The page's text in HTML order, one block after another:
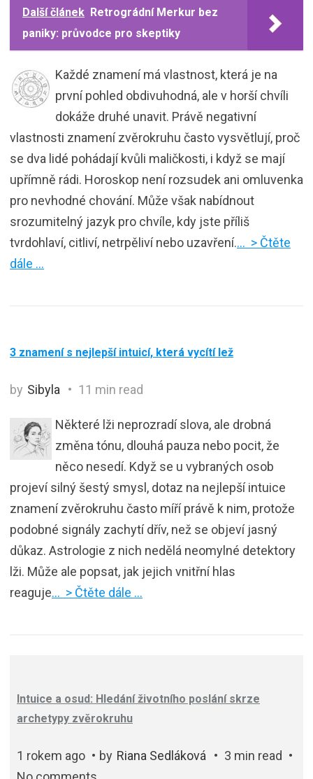
Další článek Retrográdní Merkur bez
paniky: průvodce pro skeptiky
Každé znamení má vlastnost, která je na
první pohled obdivuhodná, ale v horší chvíli
dokáže druhé unavit. Právě negativní
vlastnosti znamení zvěrokruhu často vysvětlují, proč
se dva lidé pohádají kvůli maličkosti, i když se mají
upřímně rádi. Horoskop není rozsudek ani omluvenka
pro nevhodné chování. Může však nabídnout
srozumitelný jazyk pro chvíle, kdy jste příliš
tvrdohlaví, citliví, netrpěliví nebo uzavření.… > Čtěte
dále …
3 znamení s nejlepší intuicí, která vycítí lež
by Sibyla 11 min read
Některé lži neprozradí slova, ale drobná
změna tónu, dlouhá pauza nebo pocit, že
něco nesedí. Když se u vybraných osob
projeví silný šestý smysl, dotaz na nejlepší intuice
znamení zvěrokruhu často míří právě k nim, protože
podobné signály zachytí dřív, než se objeví jasný
důkaz. Astrologie z nich nedělá neomylné detektory
lži. Může ale popsat, jak jejich vnitřní hlas
reaguje… > Čtěte dále …
Intuice a osud: Hledání životního poslání skrze
archetypy zvěrokruhu
1 rokem ago by Riana Sedláková
3 min read